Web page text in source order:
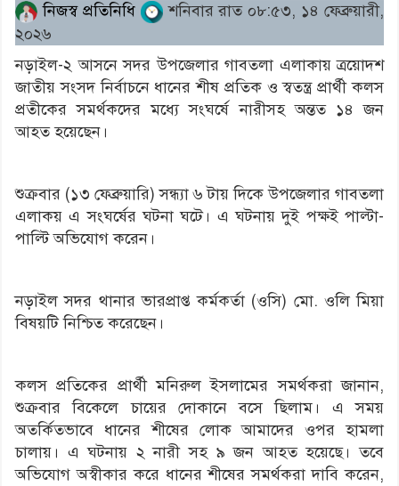
নিজস্ব প্রতিনিধি
শনিবার রাত ০৮:৫৩, ১৪ ফেব্রুয়ারী,
২০২৬
নড়াইল-২ আসনে সদর উপজেলার গাবতলা এলাকায় ত্রয়োদশ
জাতীয় সংসদ নির্বাচনে ধানের শীষ প্রতিক ও স্বতন্ত্র প্রার্থী কলস
প্রতীকের সমর্থকদের মধ্যে সংঘর্ষে নারীসহ অন্তত ১৪ জন
আহত হয়েছেন।
শুক্রবার (১৩ ফেব্রুয়ারি) সন্ধ্যা ৬ টায় দিকে উপজেলার গাবতলা
এলাকয় এ সংঘর্ষের ঘটনা ঘটে। এ ঘটনায় দুই পক্ষই পাল্টা-
পাল্টি অভিযোগ করেন।
নড়াইল সদর থানার ভারপ্রাপ্ত কর্মকর্তা (ওসি) মো. ওলি মিয়া
বিষয়টি নিশ্চিত করেছেন।
কলস প্রতিকের প্রার্থী মনিরুল ইসলামের সমর্থকরা জানান,
শুক্রবার বিকেলে চায়ের দোকানে বসে ছিলাম। এ সময়
অতর্কিতভাবে ধানের শীষের লোক আমাদের ওপর হামলা
চালায়। এ ঘটনায় ২ নারী সহ ৯ জন আহত হয়েছে। তবে
অভিযোগ অস্বীকার করে ধানের শীষের সমর্থকরা দাবি করেন,